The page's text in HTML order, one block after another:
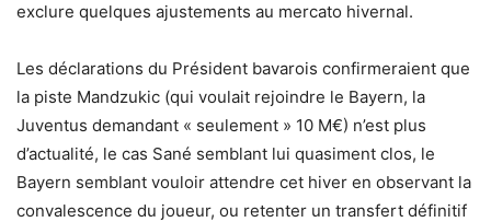
exclure quelques ajustements au mercato hivernal.
Les déclarations du Président bavarois confirmeraient que
la piste Mandzukic (qui voulait rejoindre le Bayern, la
Juventus demandant « seulement » 10 M€) n’est plus
d’actualité, le cas Sané semblant lui quasiment clos, le
Bayern semblant vouloir attendre cet hiver en observant la
convalescence du joueur, ou retenter un transfert définitif